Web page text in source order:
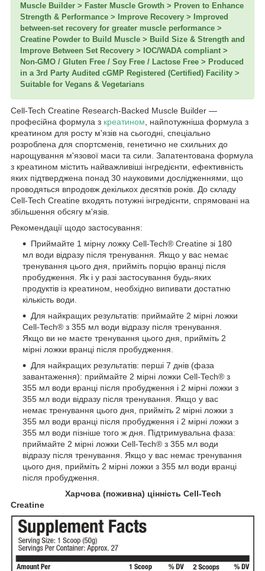
Muscle Builder > Faster Muscle Growth > Proven to Enhance
Strength & Performance > Improve Recovery > Improved
between-set recovery for greater muscle performance >
Creatine Powder to Build Muscle > Build Size & Strength and
Improve Between Set Recovery > IOC/WADA compliant >
Non-GMO / Gluten Free / Soy Free / Lactose Free > Produced
in a 3rd Party Audited cGMP Registered (Certified) Facility >
Suitable for Vegans & Vegetarians
Cell-Tech Creatine Research-Backed Muscle Builder —
професійна формула з креатином, найпотужніша формула з
креатином для росту м'язів на сьогодні, спеціально
розроблена для спортсменів, генетично не схильних до
нарощування м'язової маси та сили. Запатентована формула
з креатином містить найважливіші інгредієнти, ефективність
яких підтверджена понад 30 науковими дослідженнями, що
проводяться впродовж декількох десятків років. До складу
Cell-Tech Creatine входять потужні інгредієнти, спрямовані на
збільшення обсягу м'язів.
Рекомендації щодо застосування:
Приймайте 1 мірну ложку Cell-Tech® Creatine зі 180
мл води відразу після тренування. Якщо у вас немає
тренування цього дня, прийміть порцію вранці після
пробудження. Як і у разі застосування будь-яких
продуктів із креатином, необхідно випивати достатню
кількість води.
Для найкращих результатів: приймайте 2 мірні ложки
Cell-Tech® з 355 мл води відразу після тренування.
Якщо ви не маєте тренування цього дня, прийміть 2
мірні ложки вранці після пробудження.
Для найкращих результатів: перші 7 днів (фаза
завантаження): приймайте 2 мірні ложки Cell-Tech® з
355 мл води вранці після пробудження і 2 мірні ложки з
355 мл води відразу після тренування. Якщо у вас
немає тренування цього дня, прийміть 2 мірні ложки з
355 мл води вранці після пробудження і 2 мірні ложки з
355 мл води пізніше того ж дня. Підтримувальна фаза:
приймайте 2 мірні ложки Cell-Tech® з 355 мл води
відразу після тренування. Якщо у вас немає тренування
цього дня, прийміть 2 мірні ложки з 355 мл води вранці
після пробудження.
Харчова (поживна) цінність Cell-Tech
Creatine